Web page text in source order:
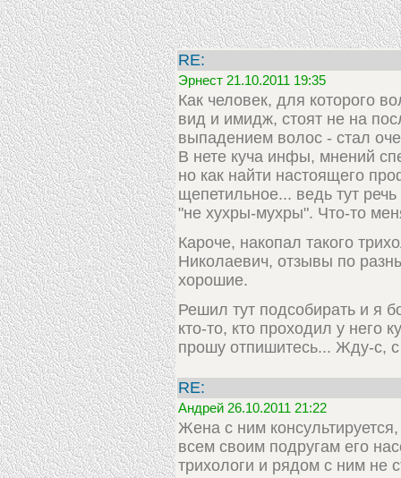
RE:
Эрнест 21.10.2011 19:35
Как человек, для которого
вид и имидж, стоят не на
выпадением волос - стал
В нете куча инфы, мнений
но как найти настоящего
щепетильное... ведь тут
"не хухры-мухры". Что-то
Кароче, накопал такого
Николаевич, отзывы по
хорошие.
Решил тут подсобирать и я
кто-то, кто проходил у него
прошу отпишитесь... Жду-с,
RE:
Андрей 26.10.2011 21:22
Жена с ним
всем своим подругам его
трихологи и рядом с ним не